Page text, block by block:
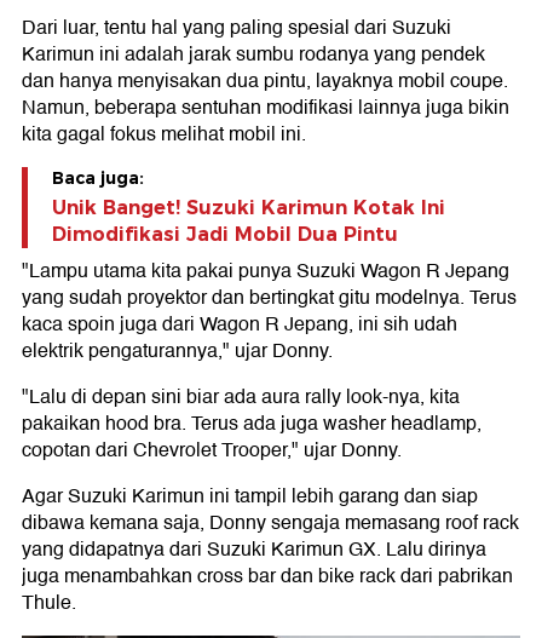
Dari luar, tentu hal yang paling spesial dari Suzuki
Karimun ini adalah jarak sumbu rodanya yang pendek
dan hanya menyisakan dua pintu, layaknya mobil coupe.
Namun, beberapa sentuhan modifikasi lainnya juga bikin
kita gagal fokus melihat mobil ini.
Baca juga:
Unik Banget! Suzuki Karimun Kotak Ini
Dimodifikasi Jadi Mobil Dua Pintu
"Lampu utama kita pakai punya Suzuki Wagon R Jepang
yang sudah proyektor dan bertingkat gitu modelnya. Terus
kaca spoin juga dari Wagon R Jepang, ini sih udah
elektrik pengaturannya," ujar Donny.
"Lalu di depan sini biar ada aura rally look-nya, kita
pakaikan hood bra. Terus ada juga washer headlamp,
copotan dari Chevrolet Trooper," ujar Donny.
Agar Suzuki Karimun ini tampil lebih garang dan siap
dibawa kemana saja, Donny sengaja memasang roof rack
yang didapatnya dari Suzuki Karimun GX. Lalu dirinya
juga menambahkan cross bar dan bike rack dari pabrikan
Thule.